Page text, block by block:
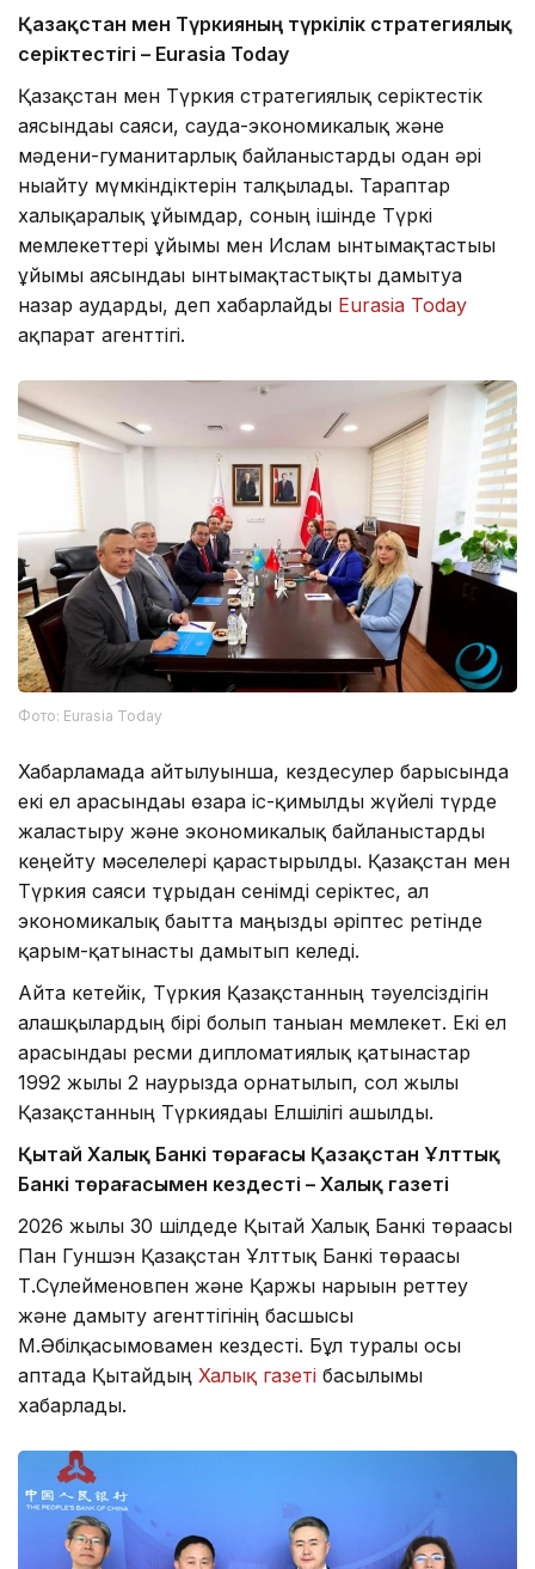
Қазақстан мен Түркияның түркілік стратегиялық
серіктестігі – Eurasia Today
Қазақстан мен Түркия стратегиялық серіктестік
аясындағы саяси, сауда-экономикалық және
мәдени-гуманитарлық байланыстарды одан әрі
нығайту мүмкіндіктерін талқылады. Тараптар
халықаралық ұйымдар, соның ішінде Түркі
мемлекеттері ұйымы мен Ислам ынтымақтастығы
ұйымы аясындағы ынтымақтастықты дамытуға
назар аударды, деп хабарлайды Eurasia Today
ақпарат агенттігі.
Фото: Eurasia Today
Хабарламада айтылуынша, кездесулер барысында
екі ел арасындағы өзара іс-қимылды жүйелі түрде
жалғастыру және экономикалық байланыстарды
кеңейту мәселелері қарастырылды. Қазақстан мен
Түркия саяси тұрғыдан сенімді серіктес, ал
экономикалық бағытта маңызды әріптес ретінде
қарым-қатынасты дамытып келеді.
Айта кетейік, Түркия Қазақстанның тәуелсіздігін
алғашқылардың бірі болып таныған мемлекет. Екі ел
арасындағы ресми дипломатиялық қатынастар
1992 жылғы 2 наурызда орнатылып, сол жылы
Қазақстанның Түркиядағы Елшілігі ашылды.
Қытай Халық Банкі төрағасы Қазақстан Ұлттық
Банкі төрағасымен кездесті – Халық газеті
2026 жылы 30 шілдеде Қытай Халық Банкі төрағасы
Пан Гуншэн Қазақстан Ұлттық Банкі төрағасы
Т.Сүлейменовпен және Қаржы нарығын реттеу
және дамыту агенттігінің басшысы
М.Әбілқасымовамен кездесті. Бұл туралы осы
аптада Қытайдың Халық газеті басылымы
хабарлады.